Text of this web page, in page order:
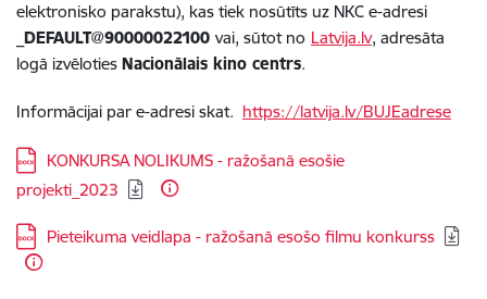
elektronisko parakstu), kas tiek nosūtīts uz NKC e-adresi
_DEFAULT@90000022100 vai, sūtot no Latvija.lv, adresāta
logā izvēloties Nacionālais kino centrs.
Informācijai par e-adresi skat. https://latvija.lv/BUJEadrese
Lejupielādēt:
KONKURSA NOLIKUMS - ražošanā esošie
projekti_2023
Lejupielādēt:
Pieteikuma veidlapa - ražošanā esošo filmu konkurss